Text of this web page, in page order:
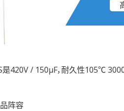
420V / 150µF，耐久性105℃
阵容